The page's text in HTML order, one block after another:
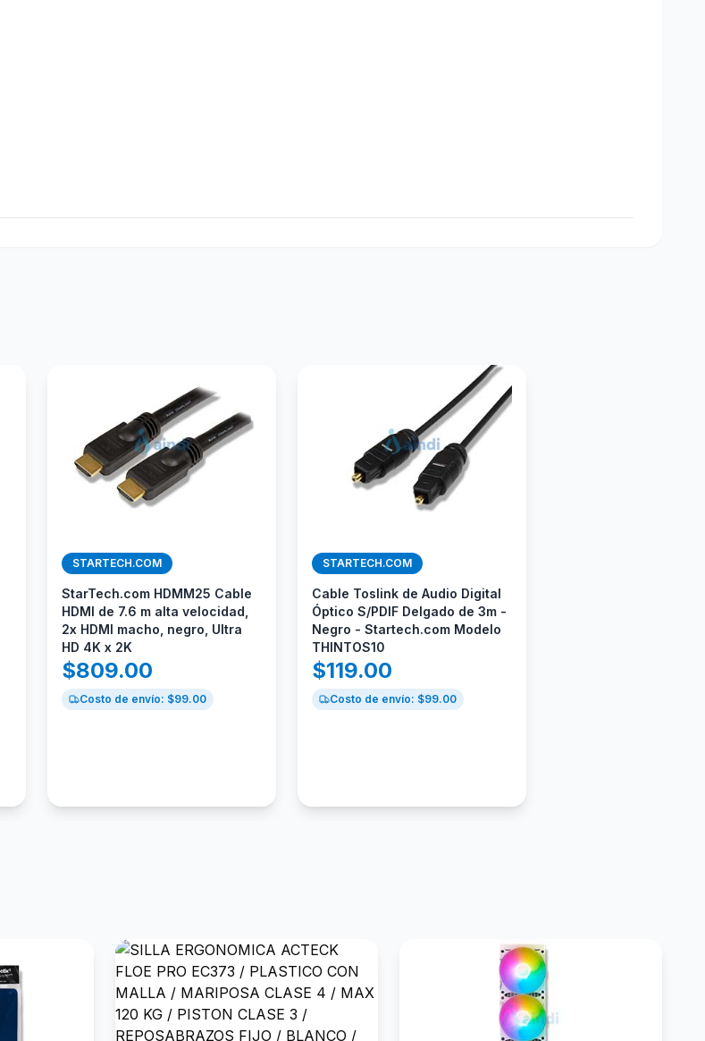
STARTECH.COM
StarTech.com HDMM25 Cable
HDMI de 7.6 m alta velocidad,
2x HDMI macho, negro, Ultra
HD 4K x 2K
$809.00
Costo de envío: $99.00
STARTECH.COM
Cable Toslink de Audio Digital
Óptico S/PDIF Delgado de 3m -
Negro - Startech.com Modelo
THINTOS10
$119.00
Costo de envío: $99.00